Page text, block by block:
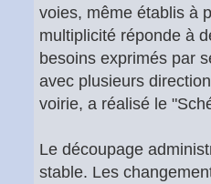
voies, même établis à
multiplicité réponde à
besoins exprimés par
avec plusieurs
voirie, a réalisé le
Le découpage
stable. Les